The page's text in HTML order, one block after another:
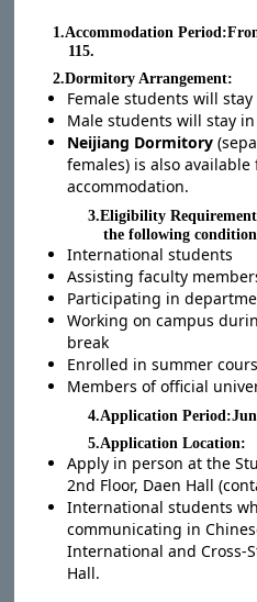
1.Accommodation
115.
2.Dormitory Arrangement:
Female students will stay
Male students will stay in
Neijiang Dormitory
females) is also
accommodation.
3.Eligibility
the following
International students
Assisting faculty
Participating in
Working on campus
break
Enrolled in summer
Members of official
4.Application
5.Application Location:
Apply in person at the
2nd Floor, Daen Hall
International students
communicating in
International and Cross-
Hall.